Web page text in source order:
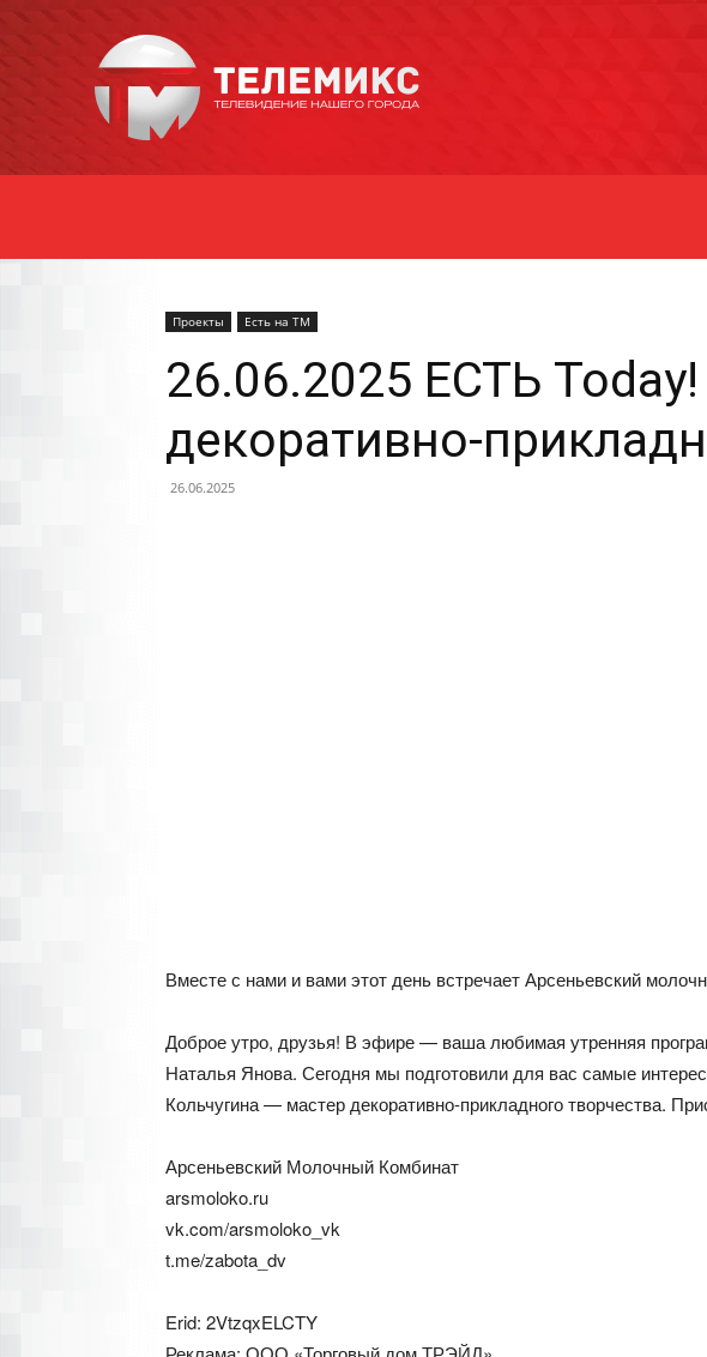
Уссурийска
Проекты Есть на ТМ
26.06.2025 ЕСТЬ
декоративно-
26.06.2025
Вместе с нами и вами этот день встречает Арсеньевский
Доброе утро, друзья! В эфире — ваша любимая утренняя
Наталья Янова. Сегодня мы подготовили для вас самые
Кольчугина — мастер декоративно-прикладного творчества.
Арсеньевский Молочный Комбинат
arsmoloko.ru
vk.com/arsmoloko_vk
t.me/zabota_dv
Erid: 2VtzqxELCTY